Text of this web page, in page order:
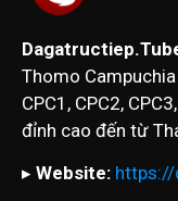
Thomo
CPC1, CPC2,
đỉnh cao đến từ
▸ Website: